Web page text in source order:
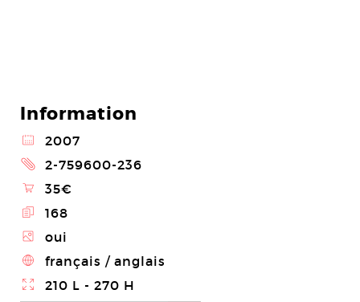
Information
@ 2007
2 2-759600-236
\ 35€
E 168
Z oui
4 français / anglais
} 210 L - 270 H